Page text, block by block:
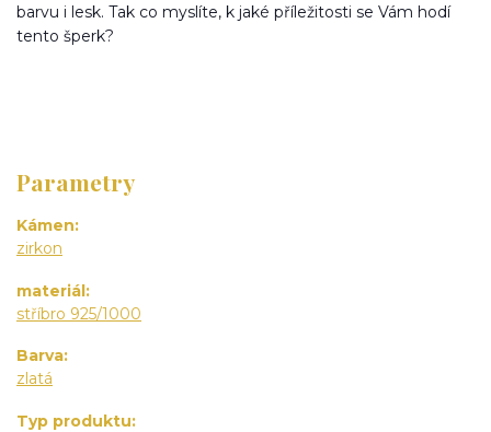
barvu i lesk. Tak co myslíte, k jaké příležitosti se Vám hodí
tento šperk?
Parametry
Kámen
zirkon
materiál
stříbro 925/1000
Barva
zlatá
Typ produktu